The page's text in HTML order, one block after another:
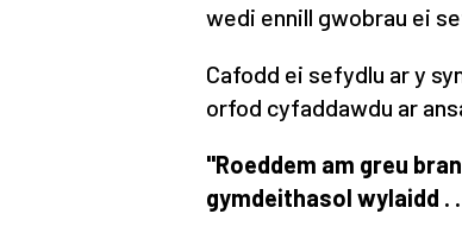
wedi ennill gwobrau ei
Cafodd ei sefydlu ar y
orfod cyfaddawdu ar
"Roeddem am greu
gymdeithasol wylaidd .